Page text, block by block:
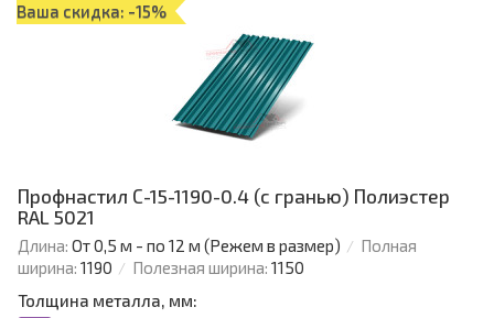
Ваша скидка: -15%
Профнастил С-15-1190-0.4 (с гранью) Полиэстер
RAL 5021
Длина: От 0,5 м - по 12 м (Режем в размер)
Полная
ширина: 1190 Полезная ширина: 1150
Толщина металла, мм: